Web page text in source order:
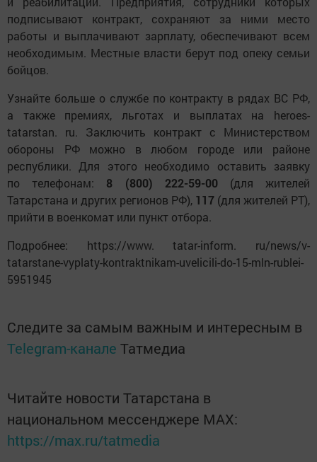
подписывают контракт, сохраняют за ними место
работы и выплачивают зарплату, обеспечивают всем
необходимым. Местные власти берут под опеку семьи
бойцов.
Узнайте больше о службе по контракту в рядах ВС РФ,
а также премиях, льготах и выплатах на heroes-
tatarstan. ru. Заключить контракт с Министерством
обороны РФ можно в любом городе или районе
республики. Для этого необходимо оставить заявку
по телефонам: 8 (800) 222-59-00(для жителей
Татарстана и других регионов РФ), 117 (для жителей РТ),
прийти в военкомат или пункт отбора.
Подробнее: https://www. tatar-inform. ru/news/v-
tatarstane-vyplaty-kontraktnikam-uvelicili-do-15-mln-rublei-
5951945
Следите за самым важным и интересным в
Telegram-канале Татмедиа
Читайте новости Татарстана в
национальном мессенджере MАХ:
https://max.ru/tatmedia